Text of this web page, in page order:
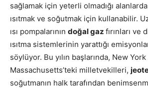
sağlamak için yeterli olmadığı
ısıtmak ve soğutmak için kullanabilir.
ısı pompalarının doğal gaz fırınları ve
ısıtma sistemlerinin yarattığı
söylüyor. Bu yılın başlarında, New York
Massachusetts’teki milletvekilleri,
soğutmanın halk tarafından